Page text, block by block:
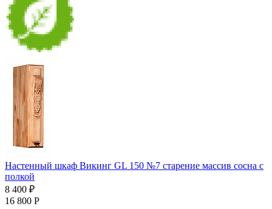
Настенный шкаф Викинг GL 150 №7 старение массив сосна с
полкой
8 400 ₽
16 800 Р